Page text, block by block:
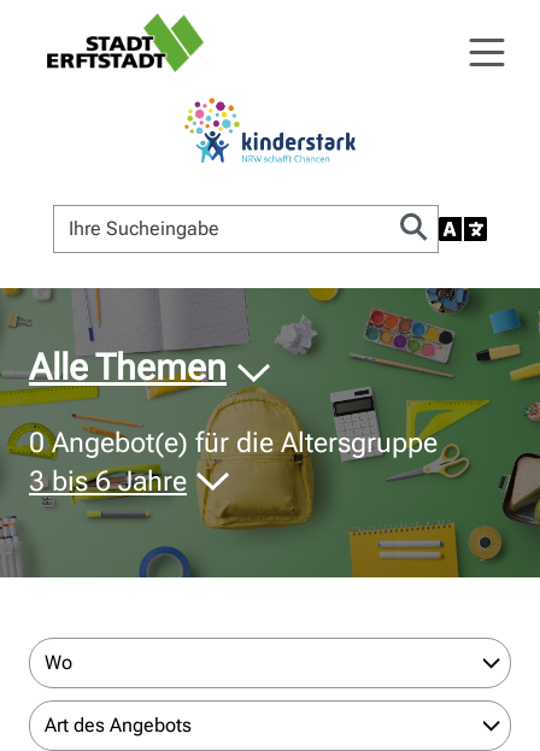
© Bildnachweis
Alle Themen
0Angebot(e) für die Altersgruppe
3 bis 6 Jahre
Wo
Art des Angebots